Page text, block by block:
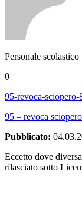
Personale scolastico
0
95-revoca-sciopero-
95 – revoca
Pubblicato:
Eccetto dove
rilasciato sotto